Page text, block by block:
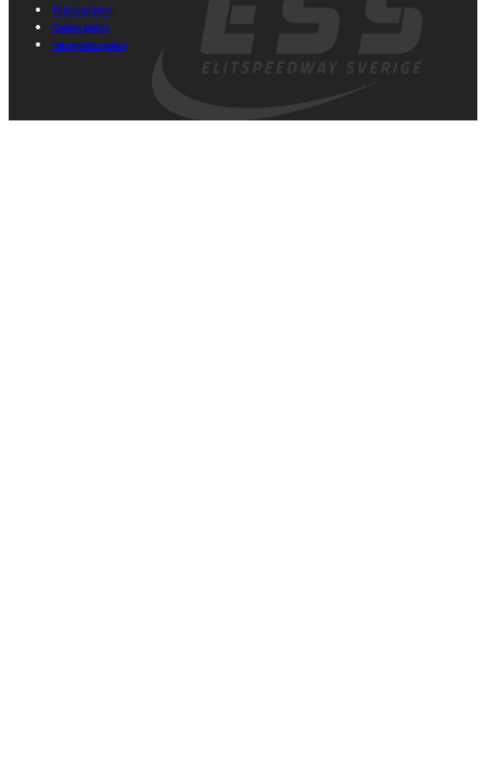
Tillgänglighet
Cookie policy
Integritetspolicy